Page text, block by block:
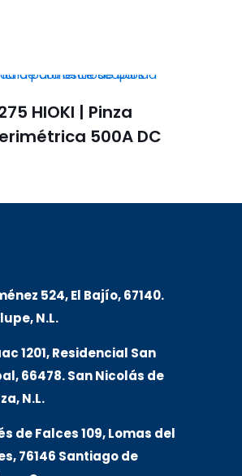
HIOKI | Pinza
500A DC
524, El Bajío, 67140.
N.L.
1201, Residencial San
66478. San Nicolás de
N.L.
de Falces 109, Lomas del
76146 Santiago de